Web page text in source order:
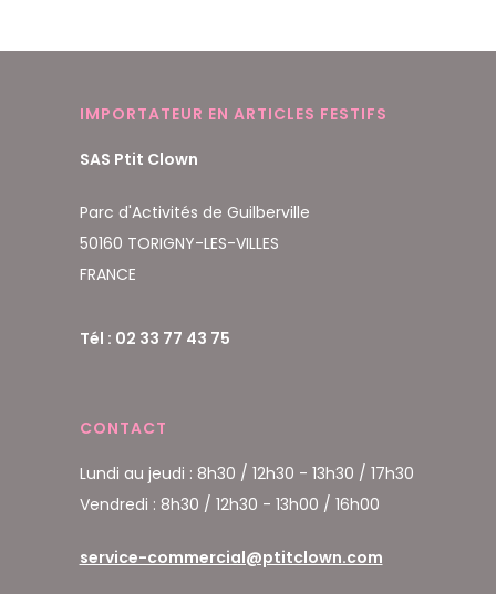
IMPORTATEUR EN ARTICLES FESTIFS
SAS Ptit Clown
Parc d'Activités de Guilberville
50160 TORIGNY-LES-VILLES
FRANCE
Tél : 02 33 77 43 75
CONTACT
Lundi au jeudi : 8h30 / 12h30 - 13h30 / 17h30
Vendredi : 8h30 / 12h30 - 13h00 / 16h00
service-commercial@ptitclown.com